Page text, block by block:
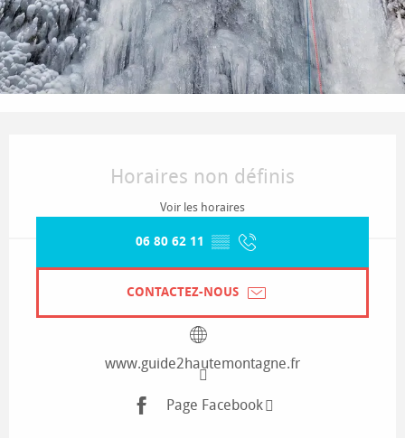
Horaires non définis
Voir les horaires
06 80 62 11 ▒▒
CONTACTEZ-NOUS
www.guide2hautemontagne.fr
Page Facebook